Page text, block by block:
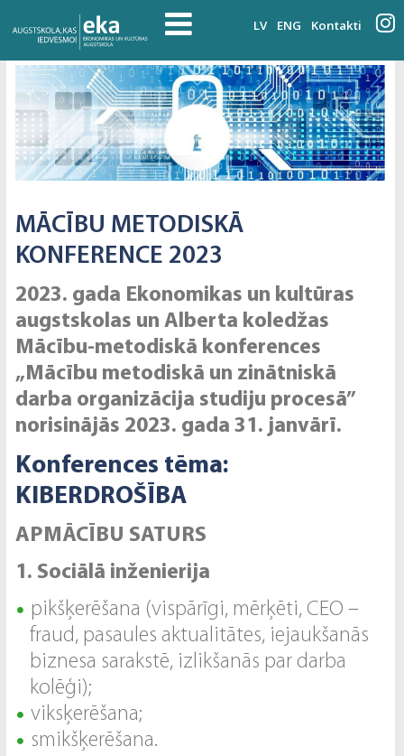
LV ENG Kontakti
MĀCĪBU METODISKĀ
KONFERENCE 2023
2023. gada Ekonomikas un kultūras
augstskolas un Alberta koledžas
Mācību-metodiskā konferences
„Mācību metodiskā un zinātniskā
darba organizācija studiju procesā”
norisinājās 2023. gada 31. janvārī.
Konferences tēma:
KIBERDROŠĪBA
APMĀCĪBU SATURS
1. Sociālā inženierija
pikšķerēšana (vispārīgi, mērķēti, CEO –
fraud, pasaules aktualitātes, iejaukšanās
biznesa sarakstē, izlikšanās par darba
kolēģi);
viksķerēšana;
smikšķerēšana.